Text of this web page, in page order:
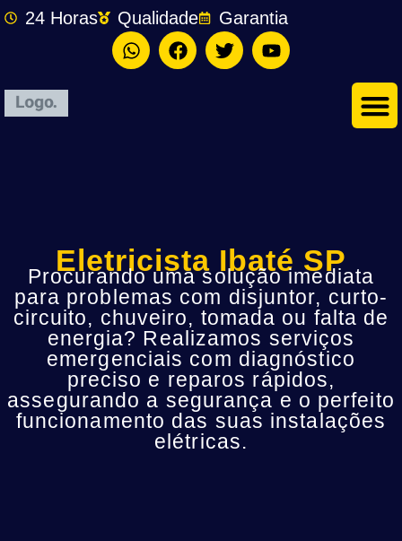
24 Horas Qualidade Garantia
Eletricista Ibaté SP
Procurando uma solução imediata
para problemas com disjuntor, curto-
circuito, chuveiro, tomada ou falta de
energia? Realizamos serviços
emergenciais com diagnóstico
preciso e reparos rápidos,
assegurando a segurança e o perfeito
funcionamento das suas instalações
elétricas.